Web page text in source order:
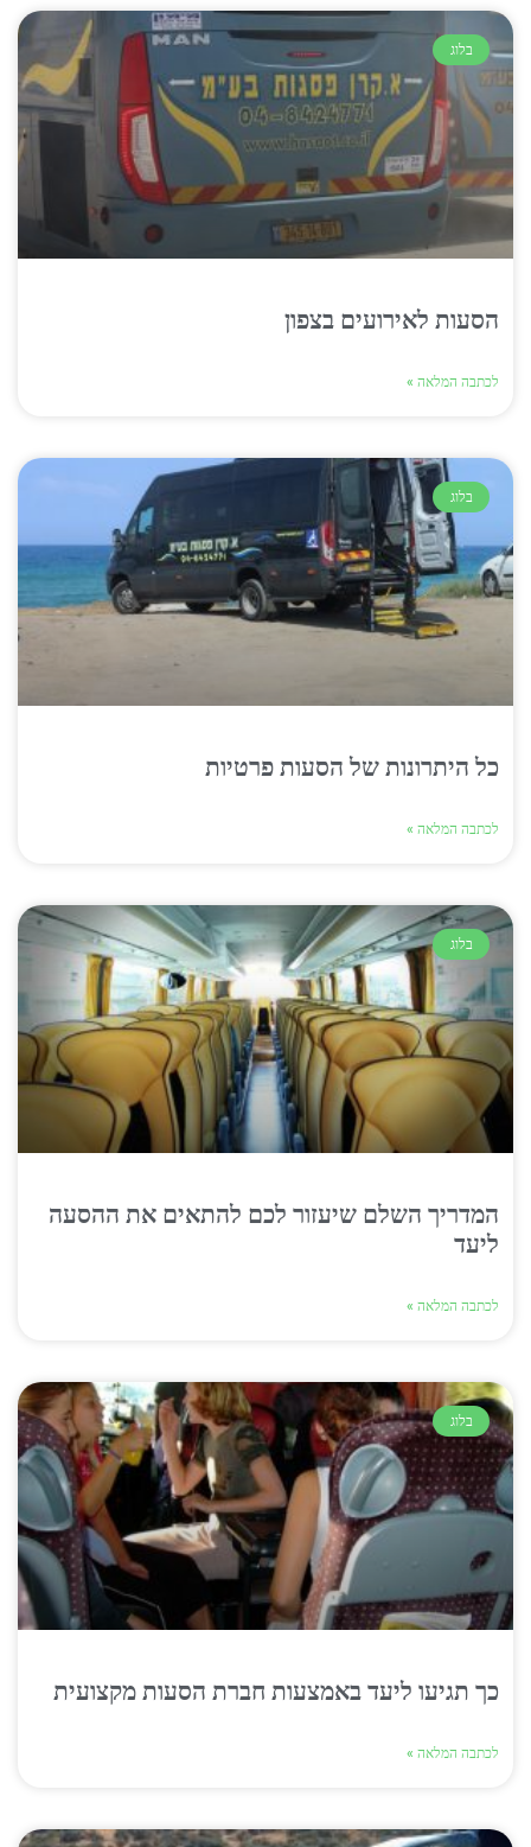
בלוג
הסעות לאירועים בצפון
לכתבה המלאה »
בלוג
כל היתרונות של הסעות פרטיות
לכתבה המלאה »
בלוג
המדריך השלם שיעזור לכם להתאים את ההסעה
ליעד
לכתבה המלאה »
בלוג
כך תגיעו ליעד באמצעות חברת הסעות מקצועית
לכתבה המלאה »